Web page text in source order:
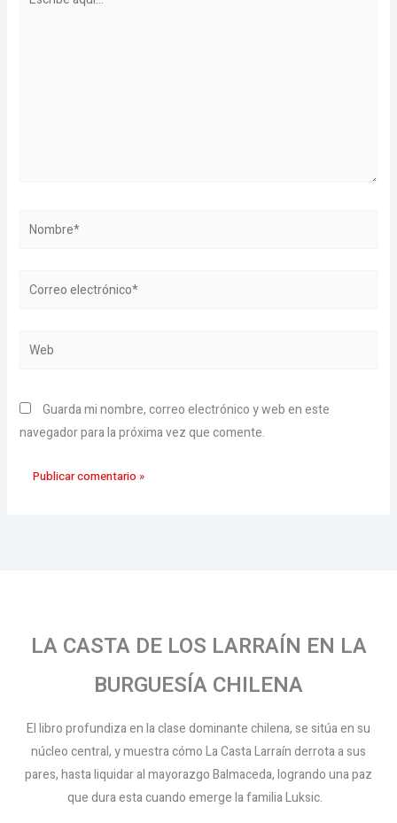
Nombre*
Correo
Web
Guarda mi nombre, correo electrónico y web en este
navegador para la próxima vez que comente.
LA CASTA DE LOS LARRAÍN EN LA
BURGUESÍA CHILENA
El libro profundiza en la clase dominante chilena, se sitúa en su
núcleo central, y muestra cómo La Casta Larraín derrota a sus
pares, hasta liquidar al mayorazgo Balmaceda, logrando una paz
que dura esta cuando emerge la familia Luksic.